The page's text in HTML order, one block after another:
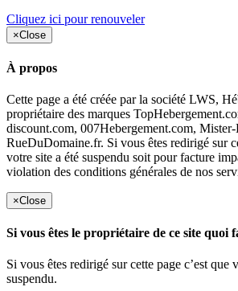
Cliquez ici pour renouveler
×Close
À propos
Cette page a été créée par la société LWS,
propriétaire des marques
discount.com, 007Hebergement.com,
RueDuDomaine.fr. Si vous êtes redirigé sur
votre site a été suspendu soit pour facture
violation des conditions générales de nos
×Close
Si vous êtes le propriétaire de ce site quoi
Si vous êtes redirigé sur cette page c’est que
suspendu.